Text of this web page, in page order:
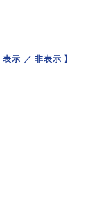
表示 ／非表示 】